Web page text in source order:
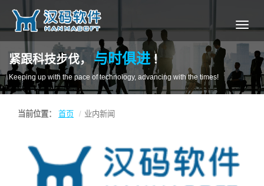
导
紧跟科技步伐， 与时俱进 ！
Keeping up with the pace of technology, advancing with the times!
当前位置： 首页 业内新闻